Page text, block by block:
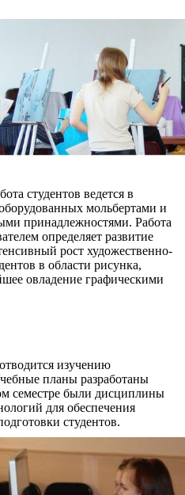
студентов ведется в
мольбертами и
принадлежностями. Работа
определяет развитие
рост художественно-
в области рисунка,
овладение графическими
изучению
планы разработаны
семестре были дисциплины
для обеспечения
студентов.